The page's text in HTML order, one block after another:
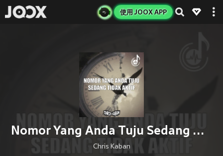
使用 JOOX APP
Nomor Yang Anda Tuju Sedang Tidak Aktif
Chris Kaban